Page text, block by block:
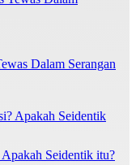
Dalam Serangan
Apakah Seidentik itu?